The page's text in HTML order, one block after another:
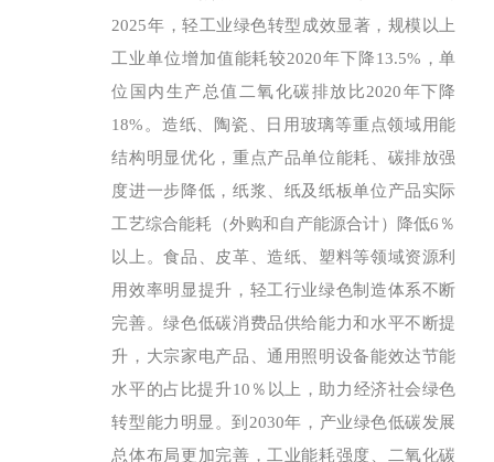
2025年，轻工业绿色转型成效显著，规模以上
工业单位增加值能耗较2020年下降13.5%，单
位国内生产总值二氧化碳排放比2020年下降
18%。造纸、陶瓷、日用玻璃等重点领域用能
结构明显优化，重点产品单位能耗、碳排放强
度进一步降低，纸浆、纸及纸板单位产品实际
工艺综合能耗（外购和自产能源合计）降低6％
以上。食品、皮革、造纸、塑料等领域资源利
用效率明显提升，轻工行业绿色制造体系不断
完善。绿色低碳消费品供给能力和水平不断提
升，大宗家电产品、通用照明设备能效达节能
水平的占比提升10％以上，助力经济社会绿色
转型能力明显。到2030年，产业绿色低碳发展
总体布局更加完善，工业能耗强度、二氧化碳